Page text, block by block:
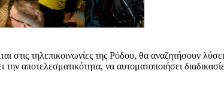
στις τηλεπικοινωνίες της Ρόδου, θα αναζητήσουν
αποτελεσματικότητα, να αυτοματοποιήσει